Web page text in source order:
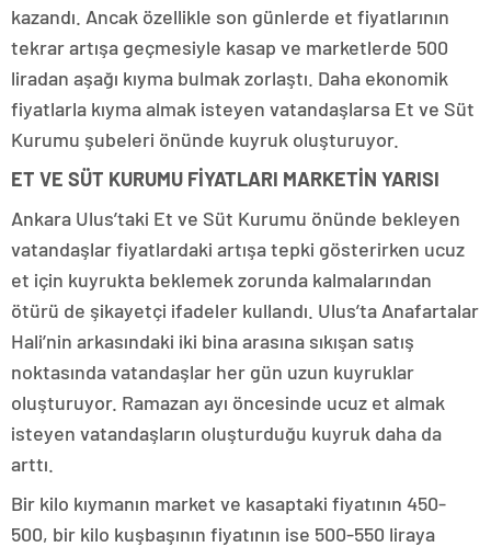
kazandı. Ancak özellikle son günlerde et fiyatlarının
tekrar artışa geçmesiyle kasap ve marketlerde 500
liradan aşağı kıyma bulmak zorlaştı. Daha ekonomik
fiyatlarla kıyma almak isteyen vatandaşlarsa Et ve Süt
Kurumu şubeleri önünde kuyruk oluşturuyor.
ET VE SÜT KURUMU FİYATLARI MARKETİN YARISI
Ankara Ulus’taki Et ve Süt Kurumu önünde bekleyen
vatandaşlar fiyatlardaki artışa tepki gösterirken ucuz
et için kuyrukta beklemek zorunda kalmalarından
ötürü de şikayetçi ifadeler kullandı. Ulus’ta Anafartalar
Hali’nin arkasındaki iki bina arasına sıkışan satış
noktasında vatandaşlar her gün uzun kuyruklar
oluşturuyor. Ramazan ayı öncesinde ucuz et almak
isteyen vatandaşların oluşturduğu kuyruk daha da
arttı.
Bir kilo kıymanın market ve kasaptaki fiyatının 450-
500, bir kilo kuşbaşının fiyatının ise 500-550 liraya